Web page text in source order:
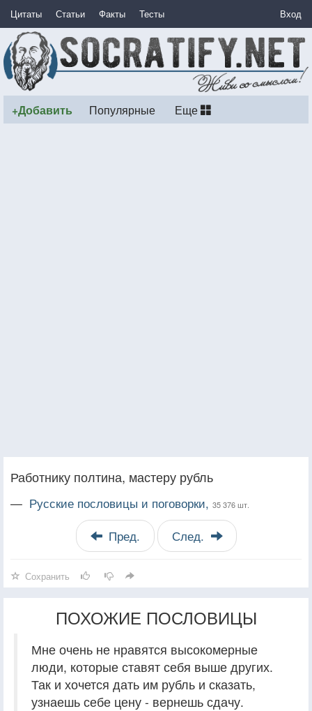
Цитаты Статьи Факты Тесты Вход
+Добавить Популярные Еще
Работнику полтина, мастеру рубль
— Русские пословицы и поговорки, 35 376 шт.
Пред. След.
Сохранить
ПОХОЖИЕ ПОСЛОВИЦЫ
Мне очень не нравятся высокомерные
люди, которые ставят себя выше других.
Так и хочется дать им рубль и сказать,
узнаешь себе цену - вернешь сдачу.